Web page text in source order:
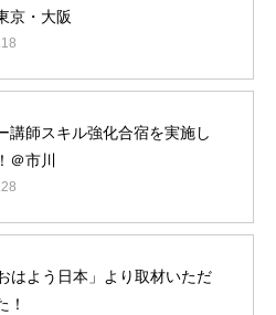
京・大阪
講師スキル強化合宿を実施し
＠市川
はよう日本」より取材いただ
！